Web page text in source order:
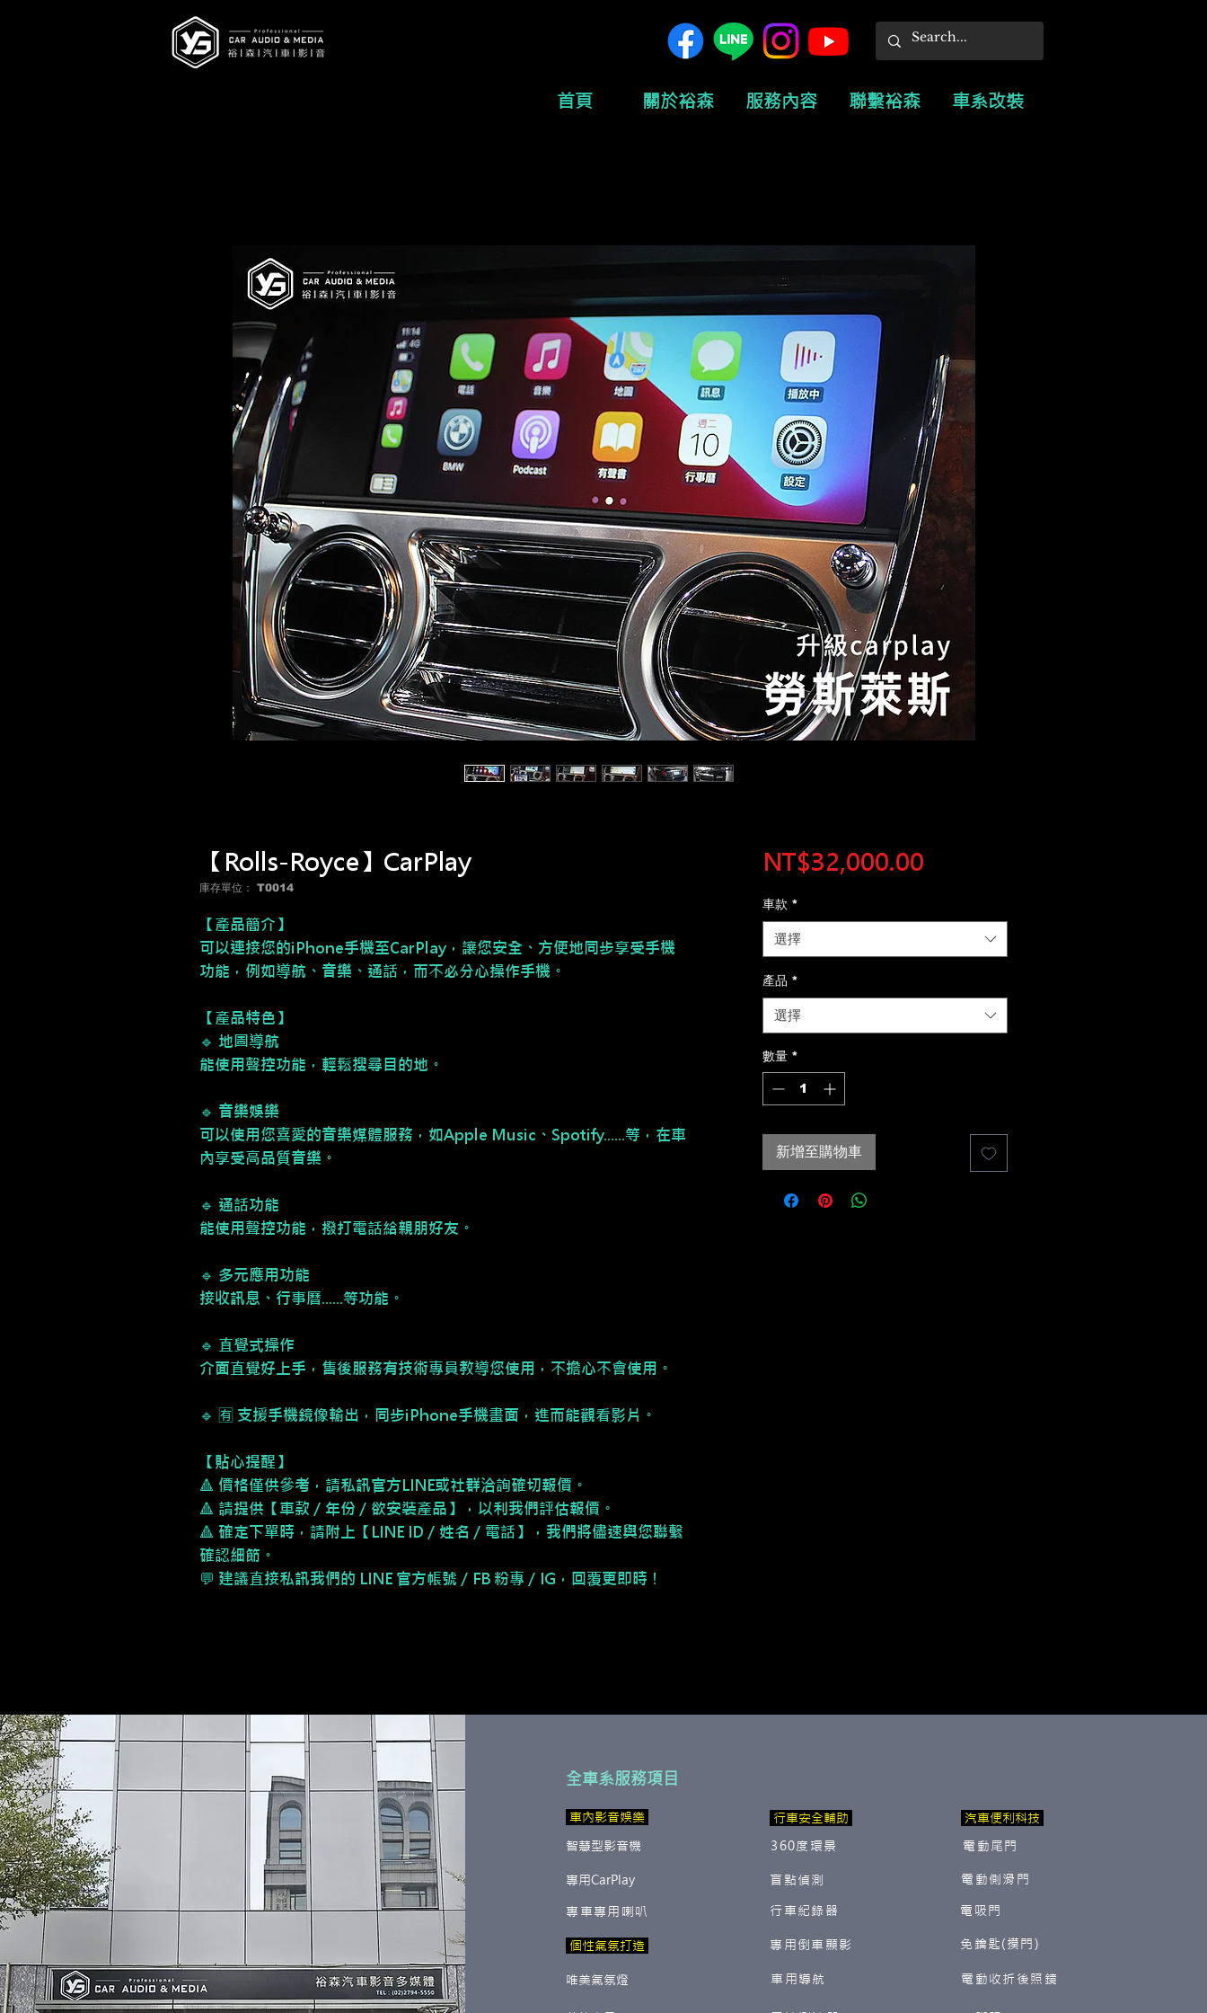
首頁 關於裕森 服務內容 聯繫裕森 車系改裝
【Rolls-Royce】CarPlay
庫存單位： T0014
【產品簡介】
可以連接您的iPhone手機至CarPlay，讓您安全、方便地同步享受手機
功能，例如導航、音樂、通話，而不必分心操作手機。
【產品特色】
🔹 地圖導航
能使用聲控功能，輕鬆搜尋目的地。
🔹 音樂娛樂
可以使用您喜愛的音樂媒體服務，如Apple Music、Spotify......等，在車
內享受高品質音樂。
🔹 通話功能
能使用聲控功能，撥打電話給親朋好友。
🔹 多元應用功能
接收訊息、行事曆......等功能。
🔹 直覺式操作
介面直覺好上手，售後服務有技術專員教導您使用，不擔心不會使用。
🔹 🈶 支援手機鏡像輸出，同步iPhone手機畫面，進而能觀看影片。
【貼心提醒】
🔺 價格僅供參考，請私訊官方LINE或社群洽詢確切報價。
🔺 請提供【車款／年份／欲安裝產品】，以利我們評估報價。
🔺 確定下單時，請附上【LINE ID／姓名／電話】，我們將儘速與您聯繫
確認細節。
💬 建議直接私訊我們的 LINE 官方帳號／FB 粉專／IG，回覆更即時！
NT$32,000.00價
車款 *
選擇
產品 *
選擇
數量 *
新增至購物車
全車系服務項目
​ 車內影音娛樂
智慧型影音機
行車安全輔助
360度環景
專用CarPlay
專車專用喇叭
盲點偵測
行車紀錄器
專用倒車顯影
​ 個性氣氛打造
唯美氣氛燈 車用導航
汽車便利科技
電動尾門
電動側滑門
電吸門
免鑰匙(摸門)
電動收折後照鏡